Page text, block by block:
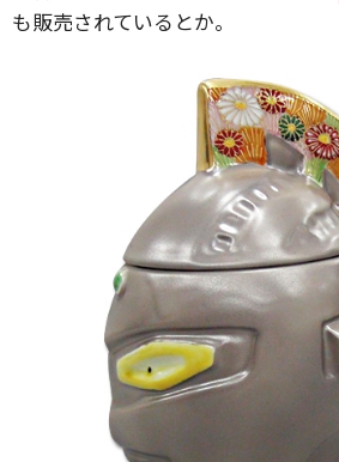
も販売されているとか。